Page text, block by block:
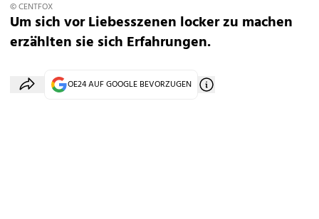
© CENTFOX
Um sich vor Liebesszenen locker zu machen
erzählten sie sich Erfahrungen.
OE24 AUF GOOGLE BEVORZUGEN